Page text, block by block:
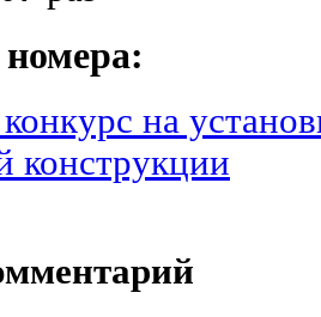
на
конструкции